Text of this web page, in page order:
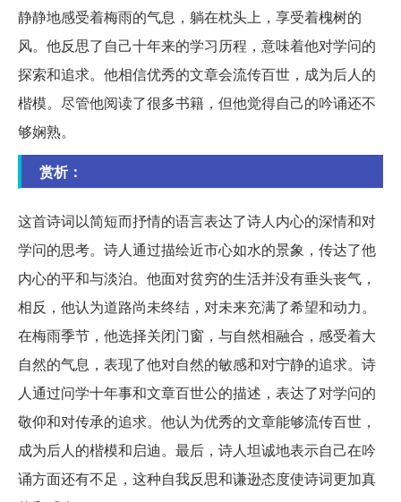
静静地感受着梅雨的气息，躺在枕头上，享受着槐树的
风。他反思了自己十年来的学习历程，意味着他对学问的
探索和追求。他相信优秀的文章会流传百世，成为后人的
楷模。尽管他阅读了很多书籍，但他觉得自己的吟诵还不
够娴熟。
赏析：
这首诗词以简短而抒情的语言表达了诗人内心的深情和对
学问的思考。诗人通过描绘近市心如水的景象，传达了他
内心的平和与淡泊。他面对贫穷的生活并没有垂头丧气，
相反，他认为道路尚未终结，对未来充满了希望和动力。
在梅雨季节，他选择关闭门窗，与自然相融合，感受着大
自然的气息，表现了他对自然的敏感和对宁静的追求。诗
人通过问学十年事和文章百世公的描述，表达了对学问的
敬仰和对传承的追求。他认为优秀的文章能够流传百世，
成为后人的楷模和启迪。最后，诗人坦诚地表示自己在吟
诵方面还有不足，这种自我反思和谦逊态度使诗词更加真